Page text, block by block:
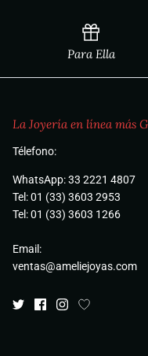
Para Ella
La Joyería en línea más
Télefono:
WhatsApp: 33 2221 4807
Tel: 01 (33) 3603 2953
Tel: 01 (33) 3603 1266
Email:
ventas@ameliejoyas.com